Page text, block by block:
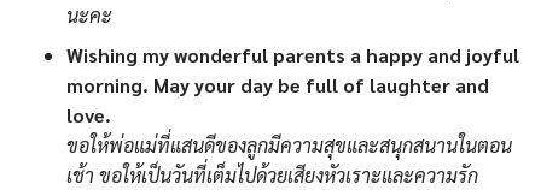
นะคะ
Wishing my wonderful parents a happy and joyful
morning. May your day be full of laughter and
love.
ขอให้พ่อแม่ที่แสนดีของลูกมีความสุขและสนุกสนานในตอน
เช้า ขอให้เป็นวันที่เต็มไปด้วยเสียงหัวเราะและความรัก